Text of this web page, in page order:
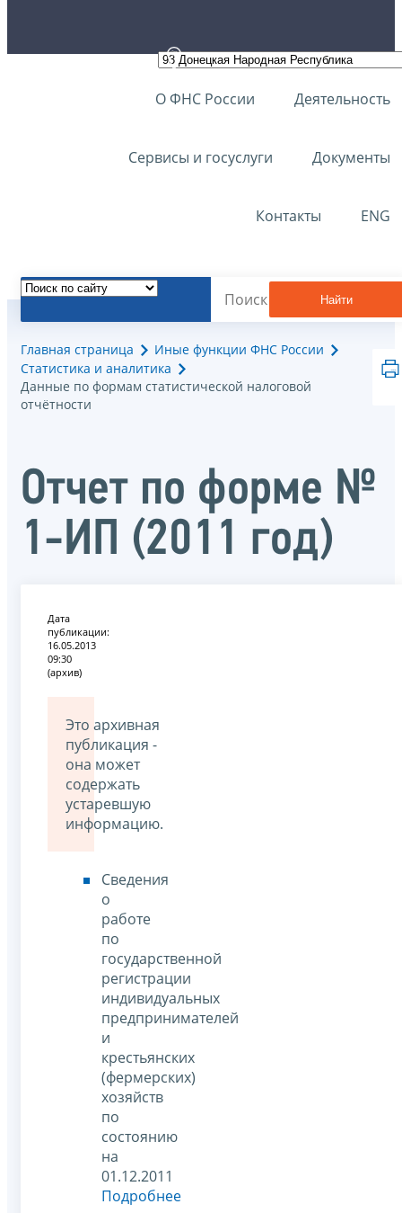
О ФНС России Деятельность
Сервисы и госуслуги Документы
Контакты ENG
Найти
Главная страница
Иные функции ФНС России
Статистика и аналитика
Данные по формам статистической налоговой
отчётности
Отчет по форме №
1-ИП (2011 год)
Дата
публикации:
16.05.2013
09:30
(архив)
Это архивная
публикация -
она может
содержать
устаревшую
информацию.
Сведения
о
работе
по
государственной
регистрации
индивидуальных
предпринимателей
и
крестьянских
(фермерских)
хозяйств
по
состоянию
на
01.12.2011
Подробнее